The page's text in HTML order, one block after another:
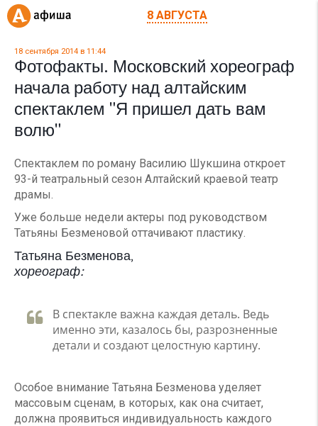
8 АВГУСТА
18 сентября 2014 в 11:44
Фотофакты. Московский хореограф
начала работу над алтайским
спектаклем "Я пришел дать вам
волю"
Спектаклем по роману Василию Шукшина откроет
93-й театральный сезон Алтайский краевой театр
драмы.
Уже больше недели актеры под руководством
Татьяны Безменовой оттачивают пластику.
Татьяна Безменова,
хореограф:
В спектакле важна каждая деталь. Ведь
именно эти, казалось бы, разрозненные
детали и создают целостную картину.
Особое внимание Татьяна Безменова уделяет
массовым сценам, в которых, как она считает,
должна проявиться индивидуальность каждого